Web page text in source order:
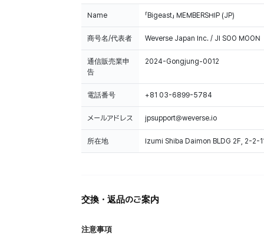
Name 「Bigeast」 MEMBERSHIP (JP)
商号名/代表者 Weverse Japan Inc. / JI SOO MOON
通信販売業申
告
2024-Gongjung-0012
電話番号 +81 03-6899-5784
メールアドレス jpsupport@weverse.io
所在地 Izumi Shiba Daimon BLDG 2F, 2-2-
交換・返品のご案内
注意事項